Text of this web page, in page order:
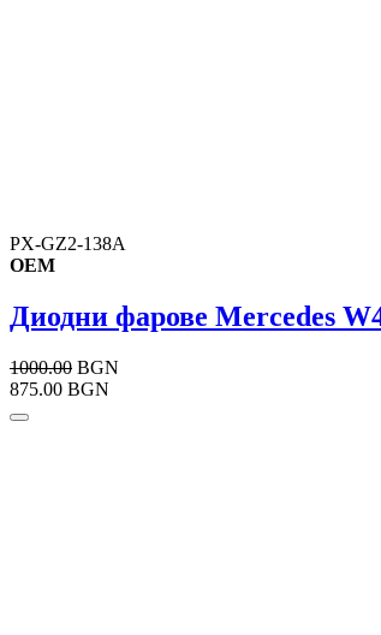
PX-GZ2-138A
OEM
Диодни фарове Mercedes
1000.00 BGN
875.00 BGN